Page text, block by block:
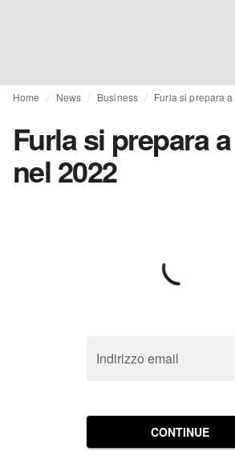
Home News Business Furla si prepara
Furla si prepara
nel 2022
Indirizzo email
CONTINUE